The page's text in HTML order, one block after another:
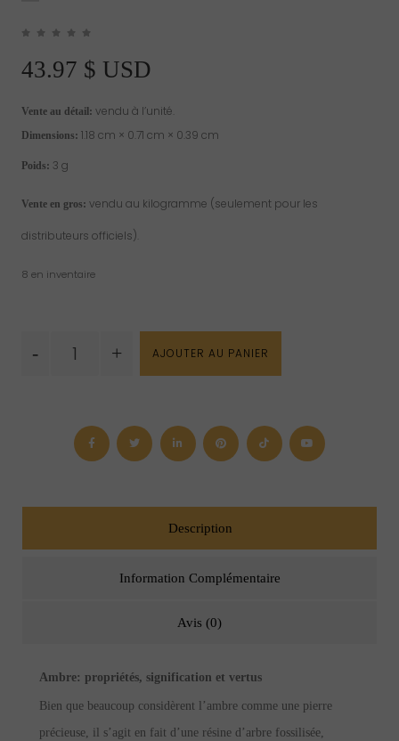
43.97 $ USD
Vente au détail: vendu à l’unité.
Dimensions: 1.18 cm × 0.71 cm × 0.39 cm
Poids: 3 g
Vente en gros: vendu au kilogramme (seulement pour les
distributeurs officiels).
8 en inventaire
-
de
+ AJOUTER AU PANIER
Description
Information Complémentaire
Avis (0)
Ambre: propriétés, signification et vertus
Bien que beaucoup considèrent l’ambre comme une pierre
précieuse, il s’agit en fait d’une résine d’arbre fossilisée,